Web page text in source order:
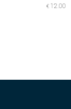
€ 12.00